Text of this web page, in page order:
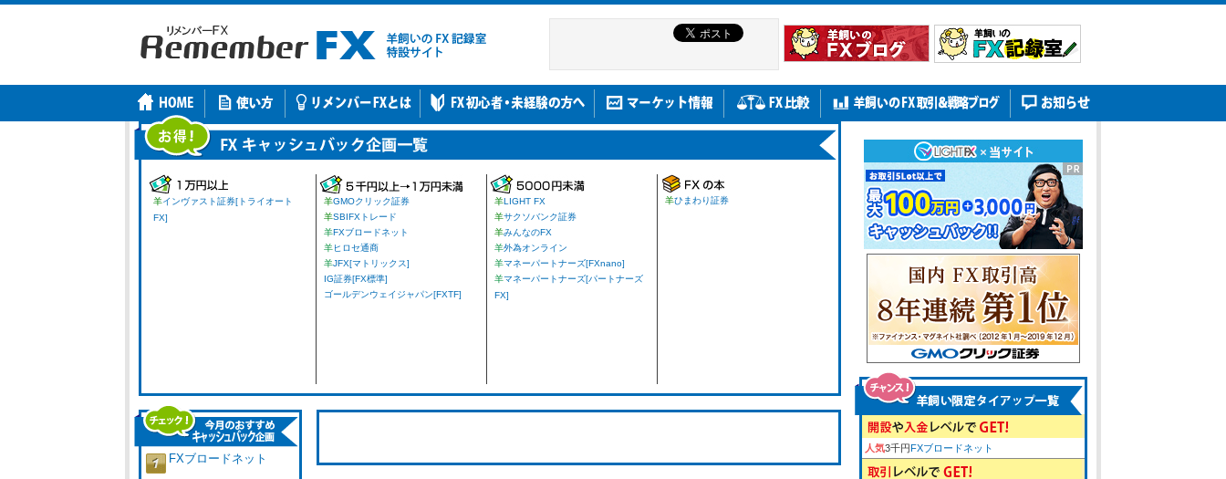
羊インヴァスト証券[トライオート
FX]
羊GMOクリック証券
羊SBIFXトレード
羊FXブロードネット
羊ヒロセ通商
羊JFX[マトリックス]
IG証券[FX標準]
ゴールデンウェイジャパン[FXTF]
羊LIGHT FX
羊サクソバンク証券
羊みんなのFX
羊外為オンライン
羊マネーパートナーズ[FXnano]
羊マネーパートナーズ[パートナーズ
FX]
羊ひまわり証券
FXブロードネット
人気3千円FXブロードネット